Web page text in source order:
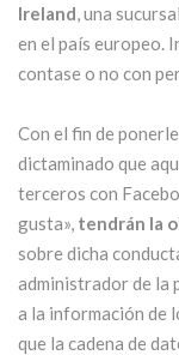
Ireland, una
en el país europeo.
contase o no con
Con el fin de
dictaminado que
terceros con
gusta», tendrán la
sobre dicha
administrador de la
a la información de
que la cadena de